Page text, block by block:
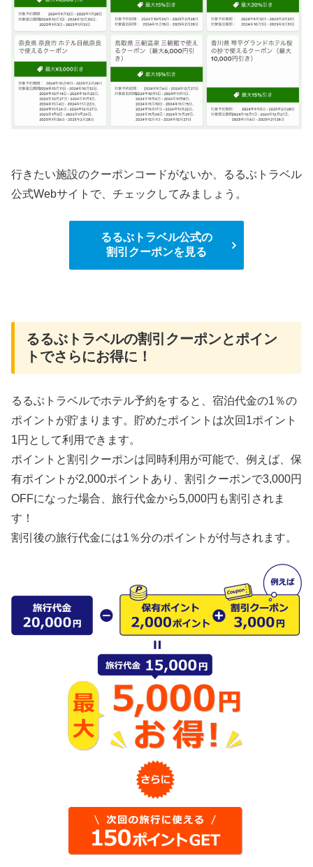
行きたい施設のクーポンコードがないか、るるぶトラベル
公式Webサイトで、チェックしてみましょう。
るるぶトラベル公式の
割引クーポンを見る
るるぶトラベルの割引クーポンとポイン
トでさらにお得に！
るるぶトラベルでホテル予約をすると、宿泊代金の1％の
ポイントが貯まります。貯めたポイントは次回1ポイント
1円として利用できます。
ポイントと割引クーポンは同時利用が可能で、例えば、保
有ポイントが2,000ポイントあり、割引クーポンで3,000円
OFFになった場合、旅行代金から5,000円も割引されま
す！
割引後の旅行代金には1％分のポイントが付与されます。